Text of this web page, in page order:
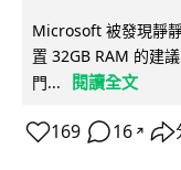
Microsoft 被發現靜
置 32GB RAM 的建
門...
閱讀全文
169 16 ↗